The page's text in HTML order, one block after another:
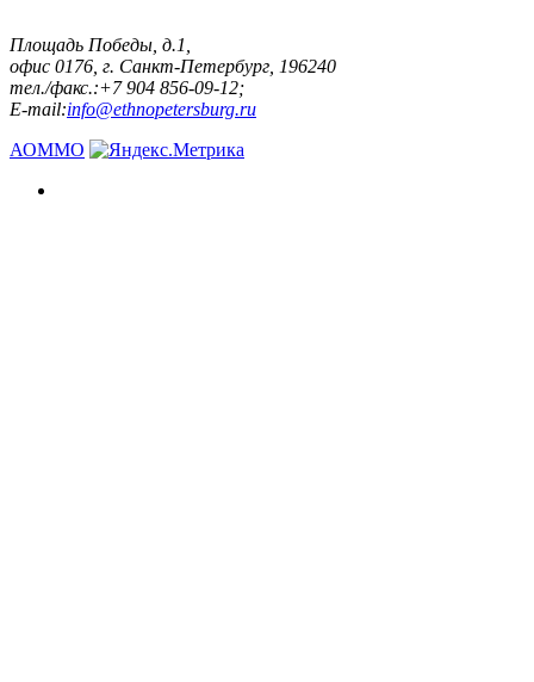
Площадь Победы, д.1,
офис 0176, г. Санкт-Петербург, 196240
тел./факс.:+7 904 856-09-12;
E-mail:info@ethnopetersburg.ru
АОММО